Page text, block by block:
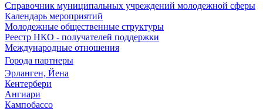
Справочник муниципальных учреждений молодежной сферы
Календарь мероприятий
Молодежные общественные структуры
Реестр НКО - получателей поддержки
Международные отношения
Города партнеры
Эрланген, Йена
Кентербери
Ангиари
Кампобассо